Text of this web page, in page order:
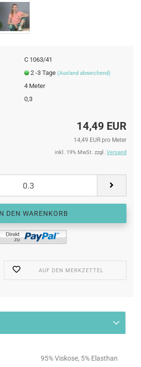
C 1063/41
2 -3 Tage (Ausland abweichend)
4 Meter
0,3
14,49 EUR
14,49 EUR pro Meter
inkl. 19% MwSt. zzgl. Versand
AUF DEN MERKZETTEL
95% Viskose, 5% Elasthan